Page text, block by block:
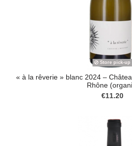
Store pick-up
« à la rêverie » blanc 2024 –
Rhône
€11.20